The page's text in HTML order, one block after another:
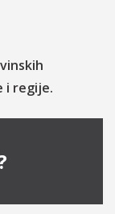
i regije.